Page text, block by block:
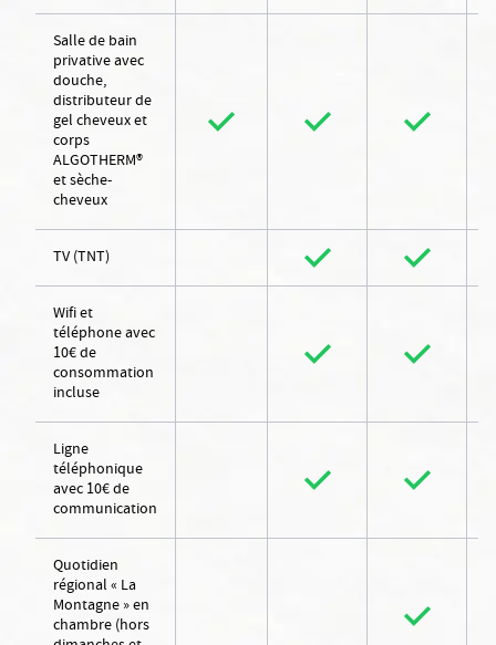
Salle de bain
privative avec
douche,
distributeur de
gel cheveux et
corps
ALGOTHERM®
et sèche-
cheveux
TV (TNT)
Wifi et
téléphone avec
10€ de
consommation
incluse
Ligne
téléphonique
avec 10€ de
communication
Quotidien
régional « La
Montagne » en
chambre (hors